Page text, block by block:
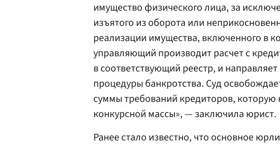
имущество физического лица, за
изъятого из оборота или
реализации имущества, включенного в
управляющий производит расчет с
в соответствующий реестр, и
процедуры банкротства. Суд
суммы требований кредиторов, которую
конкурсной массы», — заключила юрист.
Ранее стало известно, что основное